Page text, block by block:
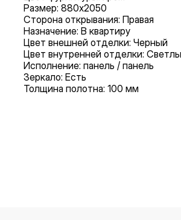
Размер: 880х2050
Сторона открывания: Правая
Назначение: В квартиру
Цвет внешней отделки: Черный
Цвет внутренней отделки:
Исполнение: панель / панель
Зеркало: Есть
Толщина полотна: 100 мм